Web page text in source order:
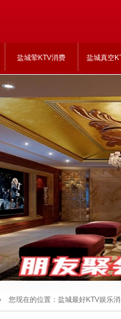
盐城荤KTV消费 盐城真空
您现在的位置： 盐城最好KTV娱乐